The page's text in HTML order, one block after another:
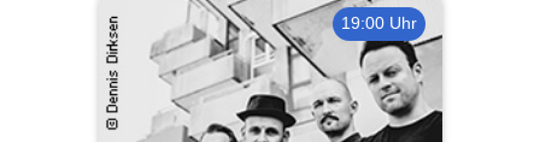
19:00 Uhr